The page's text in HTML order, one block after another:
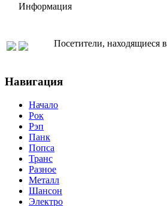
Информация
Посетители, находящиеся
Навигация
Начало
Рок
Рэп
Панк
Попса
Транс
Разное
Металл
Шансон
Электро